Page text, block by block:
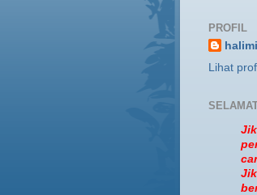
PROFIL
Lihat